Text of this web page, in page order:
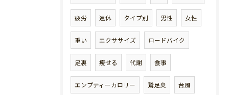
疲労 連休 タイプ別 男性 女性
重い エクササイズ ロードバイク
足裏 痩せる 代謝 食事
エンプティーカロリー 鵞足炎 台風